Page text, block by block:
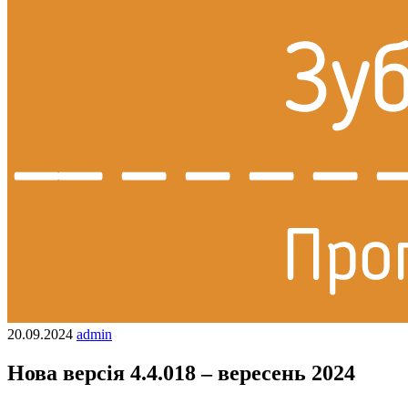
20.09.2024 admin
Нова версія 4.4.018 – вересень 2024